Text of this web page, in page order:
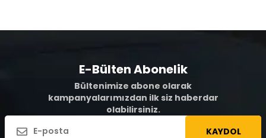
E-Bülten Abonelik
Bültenimize abone olarak
kampanyalarımızdan ilk siz haberdar
olabilirsiniz.
KAYDOL